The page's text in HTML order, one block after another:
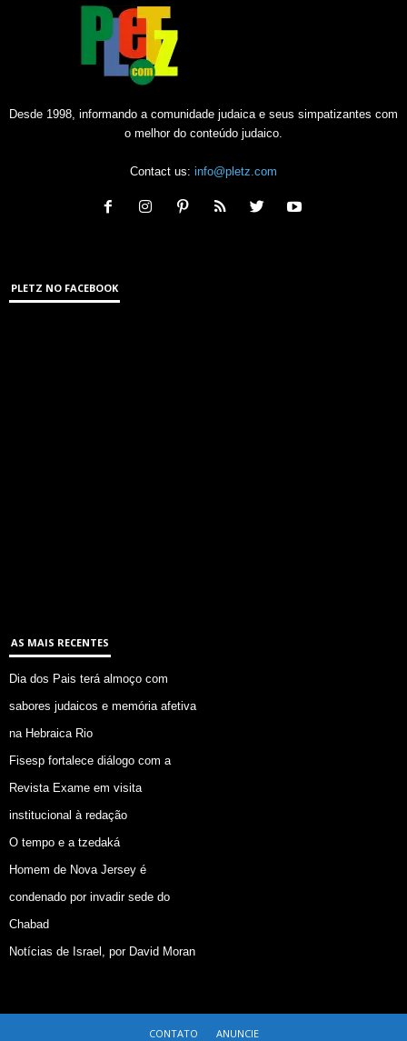
Desde 1998, informando a comunidade judaica e seus simpatizantes com
o melhor do conteúdo judaico.
Contact us: info@pletz.com
PLETZ NO FACEBOOK
AS MAIS RECENTES
Dia dos Pais terá almoço com
sabores judaicos e memória afetiva
na Hebraica Rio
Fisesp fortalece diálogo com a
Revista Exame em visita
institucional à redação
O tempo e a tzedaká
Homem de Nova Jersey é
condenado por invadir sede do
Chabad
Notícias de Israel, por David Moran
CONTATO ANUNCIE